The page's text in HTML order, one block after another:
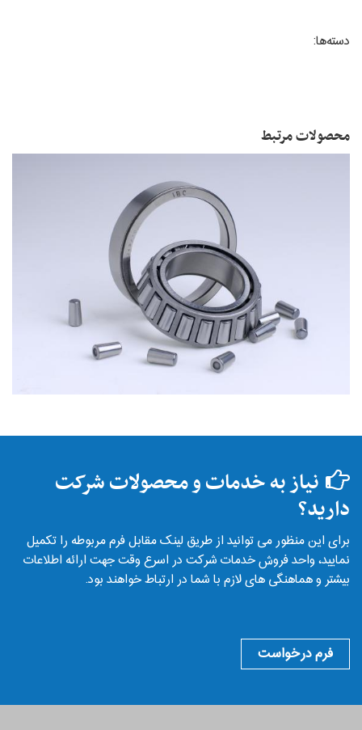
دسته‌ها:
محصولات مرتبط
نیاز به خدمات و محصولات شرکت
دارید؟
برای این منظور می توانید از طریق لینک مقابل فرم مربوطه را تکمیل
نمایید، واحد فروش خدمات شرکت در اسرع وقت جهت ارائه اطلاعات
بیشتر و هماهنگی های لازم با شما در ارتباط خواهند بود.
فرم درخواست